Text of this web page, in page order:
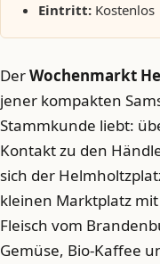
Eintritt: Kostenlos
DerWochenmarkt
jener kompakten
Stammkunde liebt:
Kontakt zu den
sich der
kleinen Marktplatz
Fleisch vom
Gemüse, Bio-Kaffee